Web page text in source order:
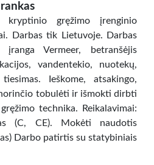
rankas
kryptinio gręžimo įrenginio
Darbas tik Lietuvoje. Darbas
Vermeer, betranšėjis
vandentekio, nuotekų,
Ieškome, atsakingo,
tobulėti ir išmokti dirbti
technika. Reikalavimai:
(C, CE). Mokėti naudotis
Darbo patirtis su statybiniais